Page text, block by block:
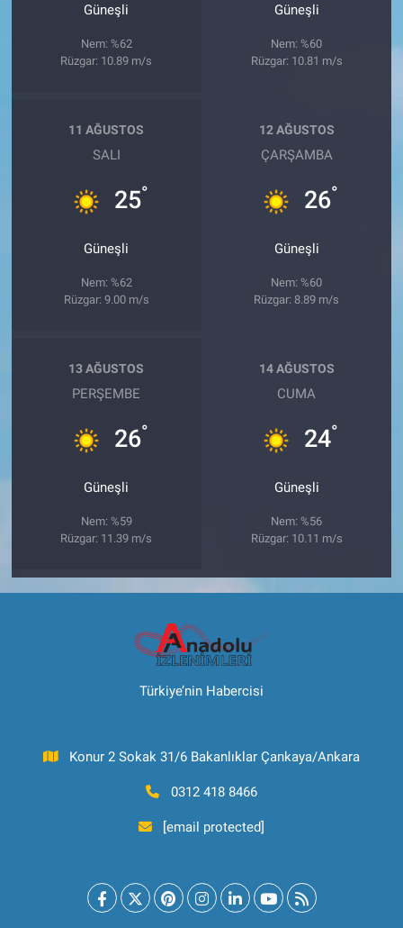
Güneşli
Nem: %62
Rüzgar: 10.89 m/s
Güneşli
Nem: %60
Rüzgar: 10.81 m/s
11 AĞUSTOS
SALI
25°
Güneşli
Nem: %62
Rüzgar: 9.00 m/s
12 AĞUSTOS
ÇARŞAMBA
26°
Güneşli
Nem: %60
Rüzgar: 8.89 m/s
13 AĞUSTOS
PERŞEMBE
26°
Güneşli
Nem: %59
Rüzgar: 11.39 m/s
14 AĞUSTOS
CUMA
24°
Güneşli
Nem: %56
Rüzgar: 10.11 m/s
Türkiye’nin Habercisi
Konur 2 Sokak 31/6 Bakanlıklar Çankaya/Ankara
0312 418 8466
[email protected]